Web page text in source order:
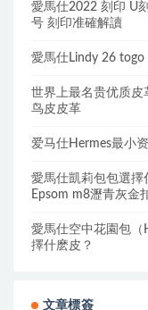
愛馬仕2022 刻印 U
号 刻印准確解讀
愛馬仕Lindy 26
世界上最名贵优质皮
鸟皮皮革
爱马仕Hermes最小
愛馬仕凱莉包包選擇
Epsom m8瀝青灰金
愛馬仕空中花園包（
擇什麽皮？
文章標簽